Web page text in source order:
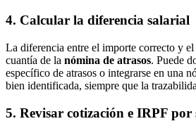
4. Calcular la diferencia salarial
La diferencia entre el importe correcto y el
cuantía de la nómina de atrasos. Puede
específico de atrasos o integrarse en una
bien identificada, siempre que la
5. Revisar cotización e IRPF por